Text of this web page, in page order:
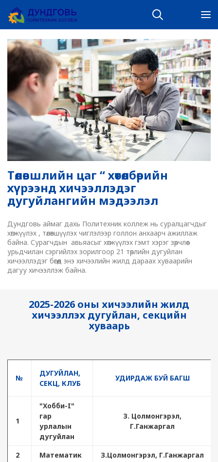
Төлөвшлийн цаг “ хөтөлбөрийн
хүрээнд хичээллэдэг
дугуйлангийн мэдээлэл
Дундговь аймаг дахь Политехник коллеж нь суралцагчдыг
хөгжүүлэх , төлөвшүүлэх чиглэлээр голлон анхаарч ажиллаж
байна. Сурагчдын авьяасыг хөгжүүлэх гэмт хэрэг зөрчлөөс
урьдчилан сэргийлэх зорилгоор 21 төрлийн дугуйлан
хичээллэдэг бөгөөд энэ хичээлийн жилд дараах хуваарийн
дагуу хичээллэж байна.
2025-2026 оны хичээлийн жилд
хичээллэх дугуйлан, секцийн
хуваарь
№
ДУГУЙЛАН,
СЕКЦ, КЛУБ
УДИРДАЖ БУЙ БАГШ
1
"Хобби-I"
гар
урлалын
дугуйлан
З. Цолмонгэрэл,
Г.Ганжаргал
2 Математик З.Цолмонгэрэл, Г.Ганжаргал